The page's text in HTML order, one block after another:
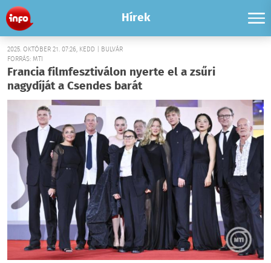
Hírek
2025. OKTÓBER 21. 07:26, KEDD | BULVÁR
FORRÁS: MTI
Francia filmfesztiválon nyerte el a zsűri
nagydíját a Csendes barát